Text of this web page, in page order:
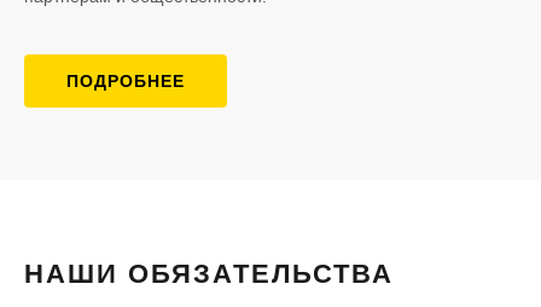
ПОДРОБНЕЕ
НАШИ ОБЯЗАТЕЛЬСТВА